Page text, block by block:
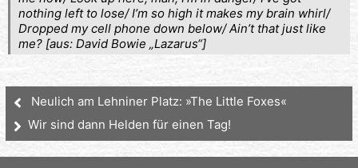
nothing left to lose/ I’m so high it makes my brain whirl/
Dropped my cell phone down below/ Ain’t that just like
me? [aus: David Bowie „Lazarus“]
Neulich am Lehniner Platz: »The Little Foxes«
Wir sind dann Helden für einen Tag!